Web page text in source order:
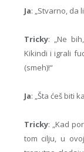
Ja: „Stvarno, da
Tricky: „Ne
Kikindi i igrali
(smeh)!“
Ja: „Šta ćeš biti
Tricky: „Kad
tom cilju, u